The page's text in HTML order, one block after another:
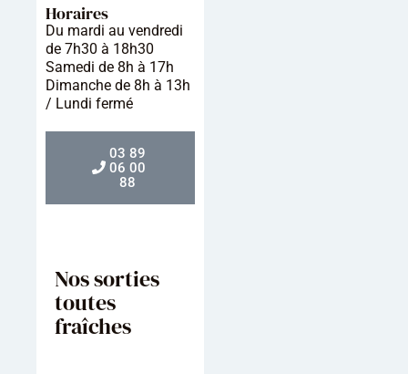
Horaires
Du mardi au vendredi
de 7h30 à 18h30
Samedi de 8h à 17h
Dimanche de 8h à 13h
/ Lundi fermé
03 89
06 00
88
Nos sorties
toutes
fraîches